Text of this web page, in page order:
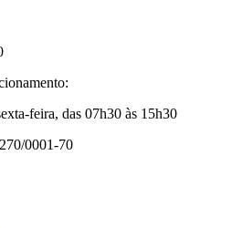
feira, das 07h30 às 15h30
0001-70